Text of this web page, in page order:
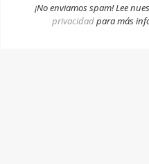
¡No enviamos spam! Lee
privacidadpara más